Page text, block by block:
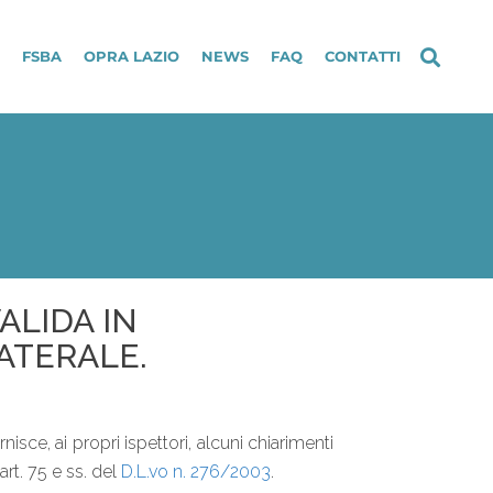
FSBA OPRA LAZIO NEWS FAQ CONTATTI
IN
ai propri ispettori, alcuni chiarimenti
75 e ss. del D.L.vo n. 276/2003.